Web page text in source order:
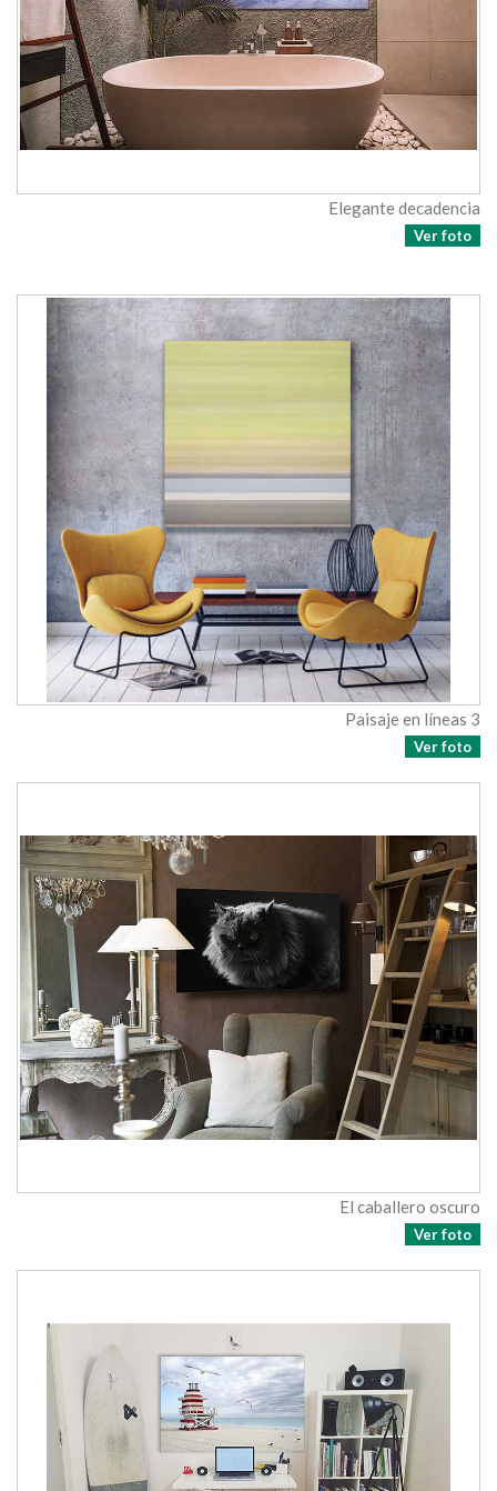
Elegante decadencia
Ver foto
Paisaje en líneas 3
Ver foto
El caballero oscuro
Ver foto